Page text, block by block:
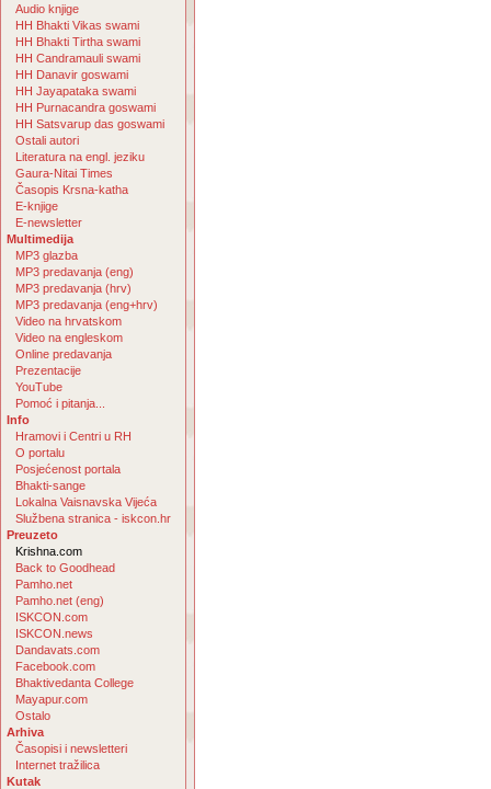
Audio knjige
HH Bhakti Vikas swami
HH Bhakti Tirtha swami
HH Candramauli swami
HH Danavir goswami
HH Jayapataka swami
HH Purnacandra goswami
HH Satsvarup das goswami
Ostali autori
Literatura na engl. jeziku
Gaura-Nitai Times
Časopis Krsna-katha
E-knjige
E-newsletter
Multimedija
MP3 glazba
MP3 predavanja (eng)
MP3 predavanja (hrv)
MP3 predavanja (eng+hrv)
Video na hrvatskom
Video na engleskom
Online predavanja
Prezentacije
YouTube
Pomoć i pitanja...
Info
Hramovi i Centri u RH
O portalu
Posjećenost portala
Bhakti-sange
Lokalna Vaisnavska Vijeća
Službena stranica - iskcon.hr
Preuzeto
Krishna.com
Back to Goodhead
Pamho.net
Pamho.net (eng)
ISKCON.com
ISKCON.news
Dandavats.com
Facebook.com
Bhaktivedanta College
Mayapur.com
Ostalo
Arhiva
Časopisi i newsletteri
Internet tražilica
Kutak